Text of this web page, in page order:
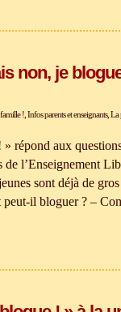
non, je
! Infos parents et enseignants, La
répond aux
de l’Enseignement
sont déjà de
peut-il bloguer ? –